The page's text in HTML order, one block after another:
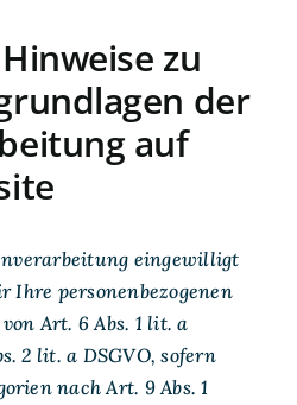
zu
der
auf
eingewilligt
Ihre personenbezogenen
Art. 6 Abs. 1 lit. a
2 lit. a DSGVO, sofern
nach Art. 9 Abs. 1